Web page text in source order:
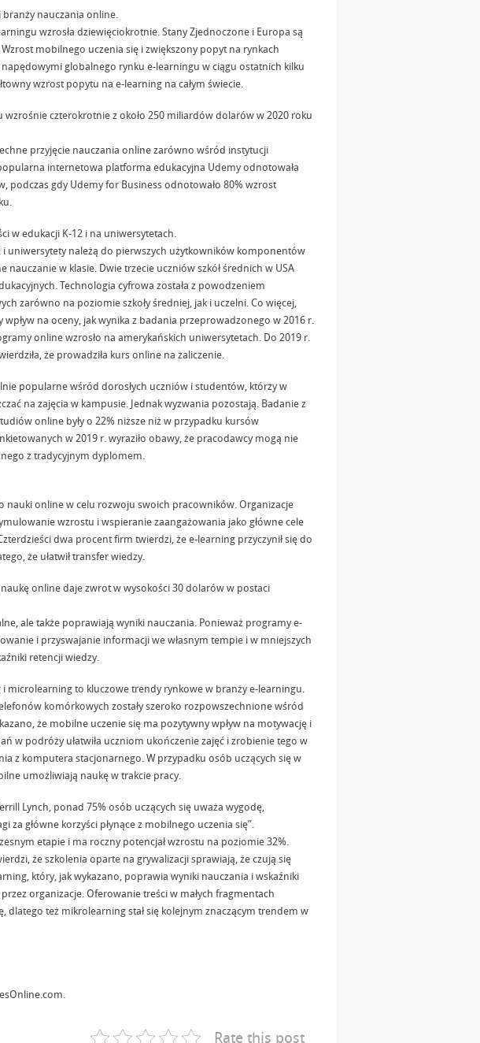
branży nauczania online.
wzrosła dziewięciokrotnie. Stany Zjednoczone i Europa są
mobilnego uczenia się i zwiększony popyt na rynkach
napędowymi globalnego rynku e-learningu w ciągu ostatnich kilku
wzrost popytu na e-learning na całym świecie.
wzrośnie czterokrotnie z około 250 miliardów dolarów w 2020 roku
przyjęcie nauczania online zarówno wśród instytucji
internetowa platforma edukacyjna Udemy odnotowała
podczas gdy Udemy for Business odnotowało 80% wzrost
w edukacji K-12 i na uniwersytetach.
i uniwersytety należą do pierwszych użytkowników komponentów
nauczanie w klasie. Dwie trzecie uczniów szkół średnich w USA
Technologia cyfrowa została z powodzeniem
zarówno na poziomie szkoły średniej, jak i uczelni. Co więcej,
na oceny, jak wynika z badania przeprowadzonego w 2016 r.
online wzrosło na amerykańskich uniwersytetach. Do 2019 r.
że prowadziła kurs online na zaliczenie.
popularne wśród dorosłych uczniów i studentów, którzy w
na zajęcia w kampusie. Jednak wyzwania pozostają. Badanie z
online były o 22% niższe niż w przypadku kursów
w 2019 r. wyraziło obawy, że pracodawcy mogą nie
z tradycyjnym dyplomem.
nauki online w celu rozwoju swoich pracowników. Organizacje
wzrostu i wspieranie zaangażowania jako główne cele
dwa procent firm twierdzi, że e-learning przyczynił się do
że ułatwił transfer wiedzy.
online daje zwrot w wysokości 30 dolarów w postaci
ale także poprawiają wyniki nauczania. Ponieważ programy e-
i przyswajanie informacji we własnym tempie i w mniejszych
retencji wiedzy.
microlearning to kluczowe trendy rynkowe w branży e-learningu.
komórkowych zostały szeroko rozpowszechnione wśród
że mobilne uczenie się ma pozytywny wpływ na motywację i
w podróży ułatwiła uczniom ukończenie zajęć i zrobienie tego w
z komputera stacjonarnego. W przypadku osób uczących się w
umożliwiają naukę w trakcie pracy.
Lynch, ponad 75% osób uczących się uważa wygodę,
za główne korzyści płynące z mobilnego uczenia się”.
etapie i ma roczny potencjał wzrostu na poziomie 32%.
że szkolenia oparte na grywalizacji sprawiają, że czują się
który, jak wykazano, poprawia wyniki nauczania i wskaźniki
organizacje. Oferowanie treści w małych fragmentach
dlatego też mikrolearning stał się kolejnym znaczącym trendem w
Rate this post